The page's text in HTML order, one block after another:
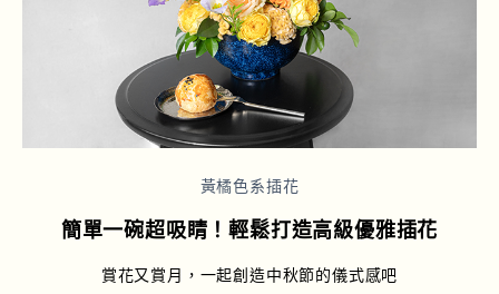
黃橘色系插花
簡單一碗超吸睛！輕鬆打造高級優雅插花
賞花又賞月，一起創造中秋節的儀式感吧